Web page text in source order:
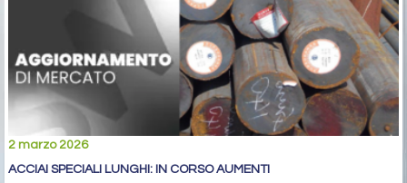
2 marzo 2026
ACCIAI SPECIALI LUNGHI: IN CORSO AUMENTI